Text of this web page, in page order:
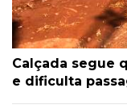
Calçada segue
e dificulta